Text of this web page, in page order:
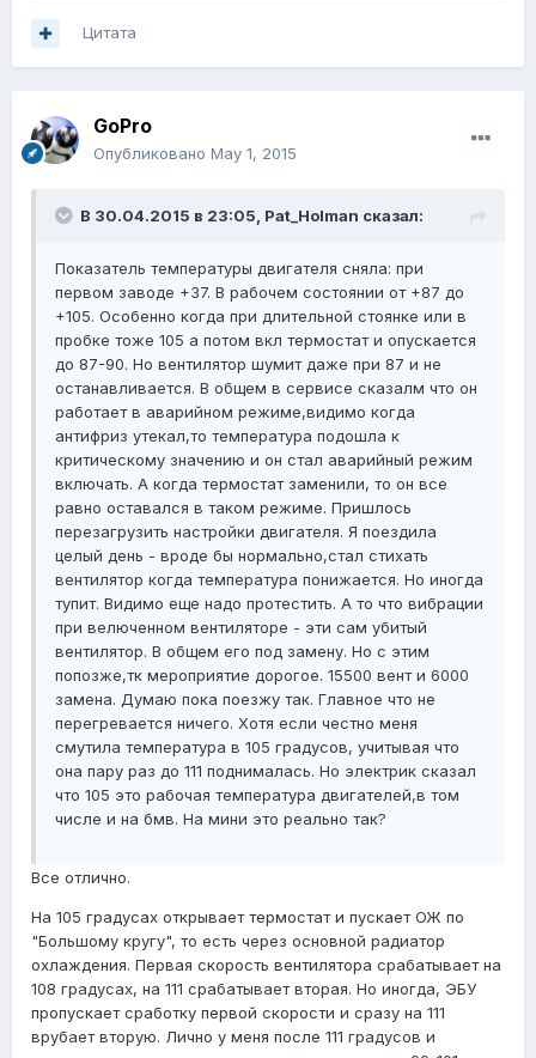
Цитата
GoPro
Опубликовано May 1, 2015
В 30.04.2015 в 23:05, Pat_Holman сказал:
Показатель температуры двигателя сняла: при
первом заводе +37. В рабочем состоянии от +87 до
+105. Особенно когда при длительной стоянке или в
пробке тоже 105 а потом вкл термостат и опускается
до 87-90. Но вентилятор шумит даже при 87 и не
останавливается. В общем в сервисе сказалм что он
работает в аварийном режиме,видимо когда
антифриз утекал,то температура подошла к
критическому значению и он стал аварийный режим
включать. А когда термостат заменили, то он все
равно оставался в таком режиме. Пришлось
перезагрузить настройки двигателя. Я поездила
целый день - вроде бы нормально,стал стихать
вентилятор когда температура понижается. Но иногда
тупит. Видимо еще надо протестить. А то что вибрации
при велюченном вентиляторе - эти сам убитый
вентилятор. В общем его под замену. Но с этим
попозже,тк мероприятие дорогое. 15500 вент и 6000
замена. Думаю пока поезжу так. Главное что не
перегревается ничего. Хотя если честно меня
смутила температура в 105 градусов, учитывая что
она пару раз до 111 поднималась. Но электрик сказал
что 105 это рабочая температура двигателей,в том
числе и на бмв. На мини это реально так?
Все отлично.
На 105 градусах открывает термостат и пускает ОЖ по
"Большому кругу", то есть через основной радиатор
охлаждения. Первая скорость вентилятора срабатывает на
108 градусах, на 111 срабатывает вторая. Но иногда, ЭБУ
пропускает сработку первой скорости и сразу на 111
врубает вторую. Лично у меня после 111 градусов и